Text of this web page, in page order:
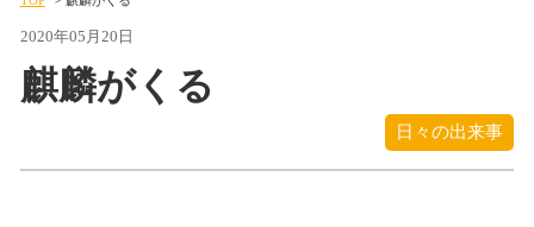
2020年05月20日
麒麟がくる
日々の出来事